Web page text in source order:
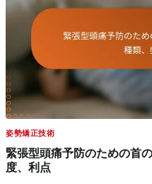
姿勢矯正技術
緊張型頭痛予防のための首
度、利点